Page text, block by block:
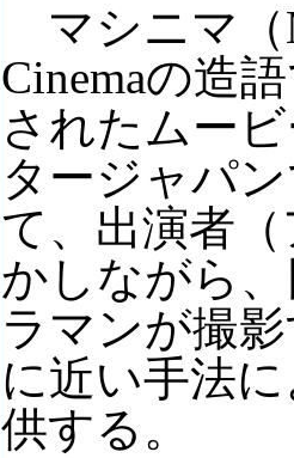
マシニマ（
Cinemaの造
されたムー
タージャパ
て、出演者
かしながら
ラマンが撮
に近い手法
供する。